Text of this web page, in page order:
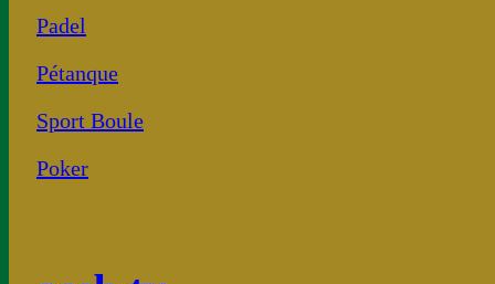
Padel
Pétanque
Sport Boule
Poker